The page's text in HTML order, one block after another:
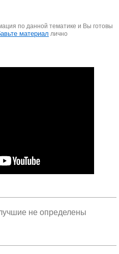
по данной тематике и Вы готовы
материал лично
не определены